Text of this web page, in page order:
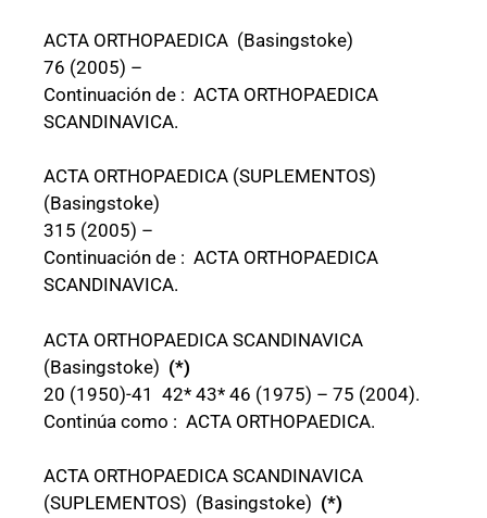
ACTA ORTHOPAEDICA (Basingstoke)
76 (2005) –
Continuación de : ACTA ORTHOPAEDICA
SCANDINAVICA.
ACTA ORTHOPAEDICA (SUPLEMENTOS)
(Basingstoke)
315 (2005) –
Continuación de : ACTA ORTHOPAEDICA
SCANDINAVICA.
ACTA ORTHOPAEDICA SCANDINAVICA
(Basingstoke) (*)
20 (1950)-41 42* 43* 46 (1975) – 75 (2004).
Continúa como : ACTA ORTHOPAEDICA.
ACTA ORTHOPAEDICA SCANDINAVICA
(SUPLEMENTOS) (Basingstoke) (*)